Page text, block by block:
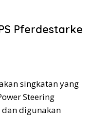
Pferdestarke
singkatan yang
Steering
digunakan